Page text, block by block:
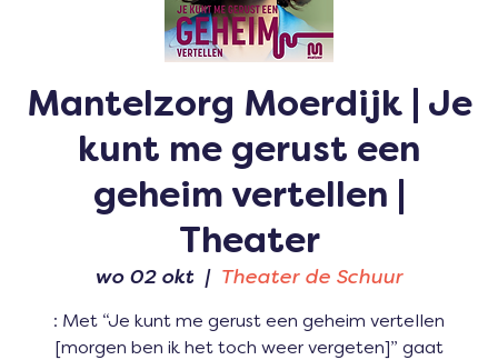
Mantelzorg Moerdijk | Je
kunt me gerust een
geheim vertellen |
Theater
wo 02 okt
  |
Theater de Schuur
: Met “Je kunt me gerust een geheim vertellen
[morgen ben ik het toch weer vergeten]” gaat